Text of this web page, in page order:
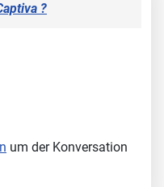
?
um der Konversation